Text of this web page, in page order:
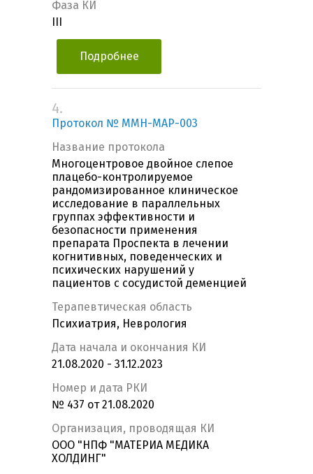
Фаза КИ
Подробнее
4.
Протокол № MMH-MAP-003
Название протокола
Многоцентровое двойное слепое
плацебо-контролируемое
рандомизированное клиническое
исследование в параллельных
группах эффективности и
безопасности применения
препарата Проспекта в лечении
когнитивных, поведенческих и
психических нарушений у
пациентов с сосудистой деменцией
Терапевтическая область
Психиатрия, Неврология
Дата начала и окончания КИ
21.08.2020 - 31.12.2023
Номер и дата РКИ
№ 437 от 21.08.2020
Организация, проводящая КИ
ООО "НПФ "МАТЕРИА МЕДИКА
ХОЛДИНГ"